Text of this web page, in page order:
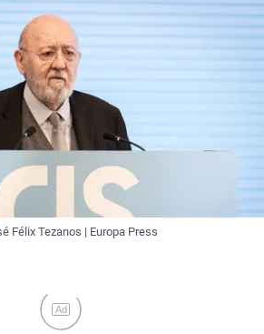
Félix Tezanos | Europa Press
Ad